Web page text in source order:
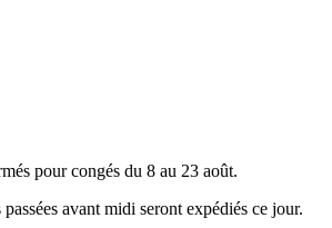
pour congés du 8 au 23 août.
avant midi seront expédiés ce jour.